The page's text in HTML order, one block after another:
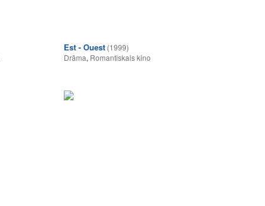
Est - Ouest (1999)
Drāma, Romantiskais kino